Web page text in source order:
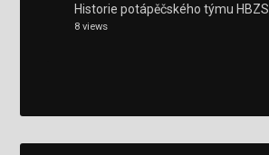
Historie potápěčského týmu HBZS
8 views